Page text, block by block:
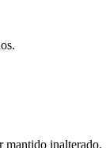
mantido inalterado.